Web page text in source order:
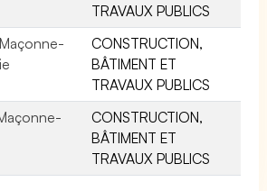
TRAVAUX PUBLICS
CONSTRUCTION,
BÂTIMENT ET
TRAVAUX PUBLICS
CONSTRUCTION,
BÂTIMENT ET
TRAVAUX PUBLICS